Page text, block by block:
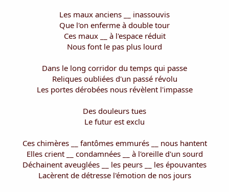
Les maux anciens __ inassouvis
Que l'on enferme à double tour
Ces maux __ à l'espace réduit
Nous font le pas plus lourd
Dans le long corridor du temps qui passe
Reliques oubliées d'un passé révolu
Les portes dérobées nous révèlent l'impasse
Des douleurs tues
Le futur est exclu
Ces chimères __ fantômes emmurés __ nous hantent
Elles crient __ condamnées __ à l'oreille d'un sourd
Déchainent aveuglées __ les peurs __ les épouvantes
Lacèrent de détresse l'émotion de nos jours